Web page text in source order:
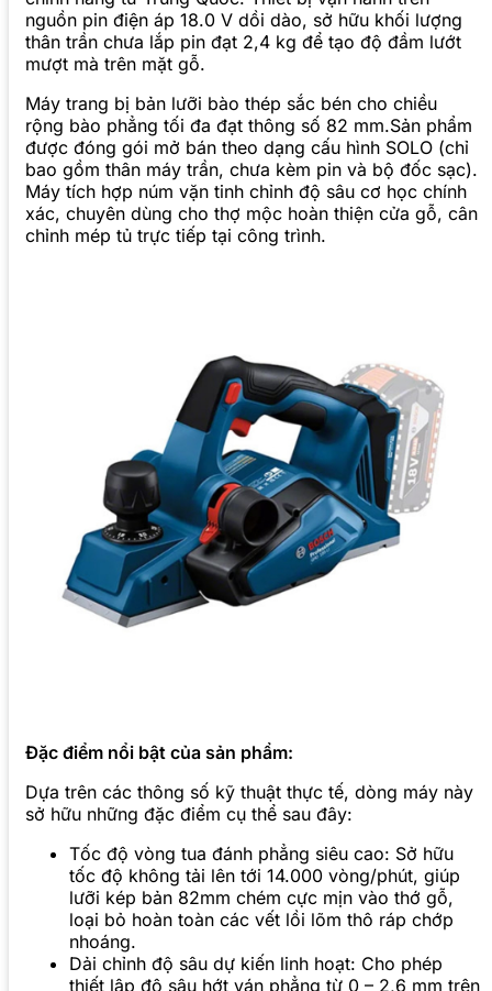
nguồn pin điện áp 18.0 V dồi dào, sở hữu khối lượng
thân trần chưa lắp pin đạt 2,4 kg để tạo độ đầm lướt
mượt mà trên mặt gỗ.
Máy trang bị bản lưỡi bào thép sắc bén cho chiều
rộng bào phẳng tối đa đạt thông số 82 mm.Sản phẩm
được đóng gói mở bán theo dạng cấu hình SOLO (chỉ
bao gồm thân máy trần, chưa kèm pin và bộ đốc sạc).
Máy tích hợp núm vặn tinh chỉnh độ sâu cơ học chính
xác, chuyên dùng cho thợ mộc hoàn thiện cửa gỗ, cân
chỉnh mép tủ trực tiếp tại công trình.
Đặc điểm nổi bật của sản phẩm:
Dựa trên các thông số kỹ thuật thực tế, dòng máy này
sở hữu những đặc điểm cụ thể sau đây:
Tốc độ vòng tua đánh phẳng siêu cao: Sở hữu
tốc độ không tải lên tới 14.000 vòng/phút, giúp
lưỡi kép bản 82mm chém cực mịn vào thớ gỗ,
loại bỏ hoàn toàn các vết lồi lõm thô ráp chớp
nhoáng.
Dải chỉnh độ sâu dự kiến linh hoạt: Cho phép
thiết lập độ sâu hớt ván phẳng từ 0 – 2,6 mm trên